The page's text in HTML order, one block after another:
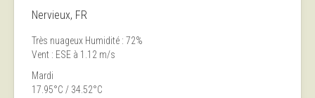
Nervieux, FR
Très nuageux Humidité : 72%
Vent : ESE à 1.12 m/s
Mardi
17.95°C / 34.52°C